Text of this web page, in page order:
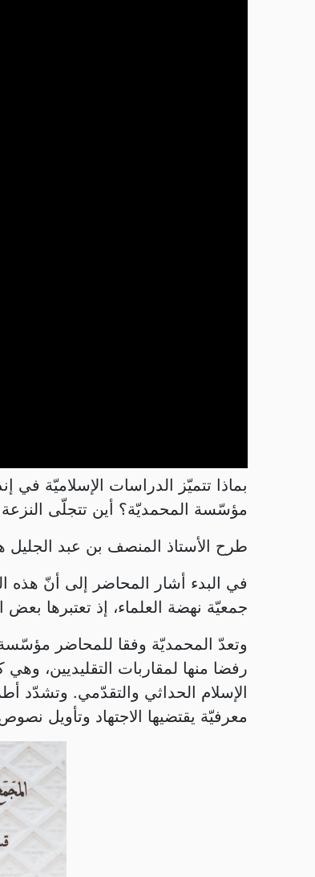
بماذا تتميّز الدراسات الإسلاميّة
مؤسّسة المحمديّة؟ أين تتجلّى النزعة
طرح الأستاذ المنصف بن عبد الجليل هذه
في البدء أشار المحاضر إلى أنّ هذه
جمعيّة نهضة العلماء، إذ تعتبرها بعض الإحصائيات ” تحتوي على
وتعدّ المحمديّة وفقا للمحاضر مؤسّسة
رفضا منها لمقاربات التقليديين،
الإسلام الحداثي والتقدّمي. وتشدّد
معرفيّة يقتضيها الاجتهاد وتأويل